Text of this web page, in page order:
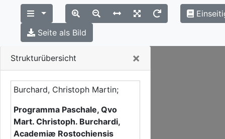
Strukturübersicht ×
Burchard, Christoph Martin;
Programma Paschale, Qvo
Mart. Christoph. Burchardi,
Academiæ Rostochiensis
Seite als Bild